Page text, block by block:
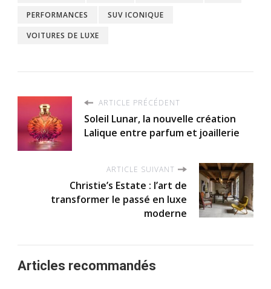
PERFORMANCES
SUV ICONIQUE
VOITURES DE LUXE
ARTICLE PRÉCÉDENT
Soleil Lunar, la nouvelle création
Lalique entre parfum et joaillerie
ARTICLE SUIVANT
Christie’s Estate : l’art de
transformer le passé en luxe
moderne
Articles recommandés